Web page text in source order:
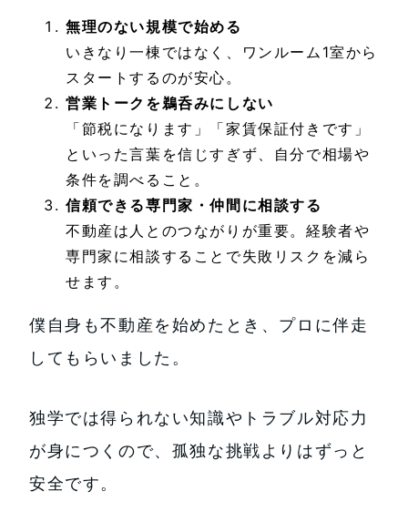
無理のない規模で始める
いきなり一棟ではなく、ワンルーム1室から
スタートするのが安心。
営業トークを鵜呑みにしない
「節税になります」「家賃保証付きです」
といった言葉を信じすぎず、自分で相場や
条件を調べること。
信頼できる専門家・仲間に相談する
不動産は人とのつながりが重要。経験者や
専門家に相談することで失敗リスクを減ら
せます。
僕自身も不動産を始めたとき、プロに伴走
してもらいました。
独学では得られない知識やトラブル対応力
が身につくので、孤独な挑戦よりはずっと
安全です。